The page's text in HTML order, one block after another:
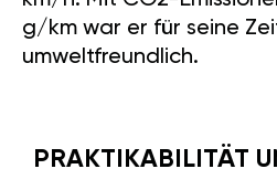
g/km war er für seine
umweltfreundlich.
PRAKTIKABILITÄT